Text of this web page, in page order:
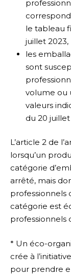
le tableau
juillet 2023,
les
sont
volume ou
valeurs
du 20 juillet
L’article 2 de
lorsqu’un
catégorie
arrêté, mais
professionnels
catégorie est
professionnels
* Un éco-
crée à
pour prendre